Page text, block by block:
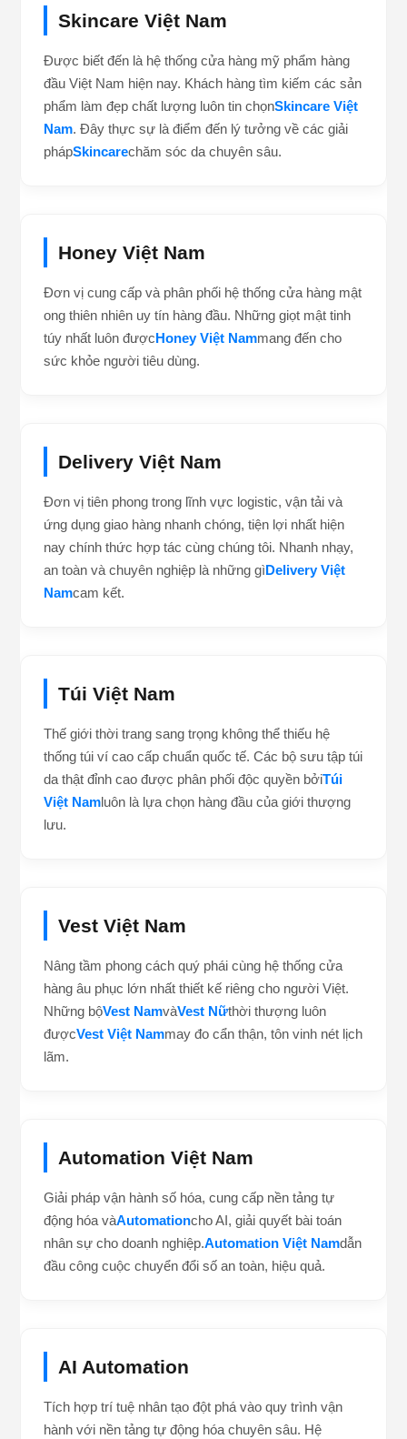
Skincare Việt Nam
Được biết đến là hệ thống cửa hàng mỹ phẩm hàng
đầu Việt Nam hiện nay. Khách hàng tìm kiếm các sản
phẩm làm đẹp chất lượng luôn tin chọnSkincare Việt
Nam. Đây thực sự là điểm đến lý tưởng về các giải
phápSkincarechăm sóc da chuyên sâu.
Honey Việt Nam
Đơn vị cung cấp và phân phối hệ thống cửa hàng mật
ong thiên nhiên uy tín hàng đầu. Những giọt mật tinh
túy nhất luôn đượcHoney Việt Nammang đến cho
sức khỏe người tiêu dùng.
Delivery Việt Nam
Đơn vị tiên phong trong lĩnh vực logistic, vận tải và
ứng dụng giao hàng nhanh chóng, tiện lợi nhất hiện
nay chính thức hợp tác cùng chúng tôi. Nhanh nhạy,
an toàn và chuyên nghiệp là những gìDelivery Việt
Namcam kết.
Túi Việt Nam
Thế giới thời trang sang trọng không thể thiếu hệ
thống túi ví cao cấp chuẩn quốc tế. Các bộ sưu tập túi
da thật đỉnh cao được phân phối độc quyền bởiTúi
Việt Namluôn là lựa chọn hàng đầu của giới thượng
lưu.
Vest Việt Nam
Nâng tầm phong cách quý phái cùng hệ thống cửa
hàng âu phục lớn nhất thiết kế riêng cho người Việt.
Những bộVest NamvàVest Nữthời thượng luôn
đượcVest Việt Nammay đo cẩn thận, tôn vinh nét lịch
lãm.
Automation Việt Nam
Giải pháp vận hành số hóa, cung cấp nền tảng tự
động hóa vàAutomationcho AI, giải quyết bài toán
nhân sự cho doanh nghiệp.Automation Việt Namdẫn
đầu công cuộc chuyển đổi số an toàn, hiệu quả.
AI Automation
Tích hợp trí tuệ nhân tạo đột phá vào quy trình vận
hành với nền tảng tự động hóa chuyên sâu. Hệ